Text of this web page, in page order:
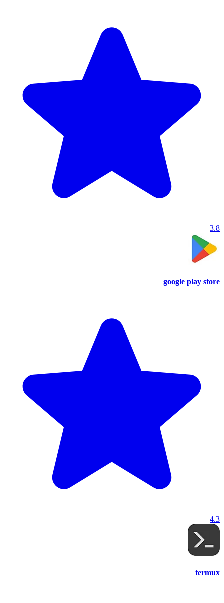
3.8
google play store
4.3
termux